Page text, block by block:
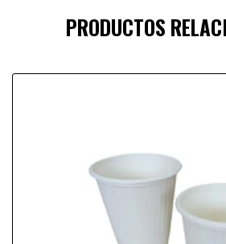
PRODUCTOS